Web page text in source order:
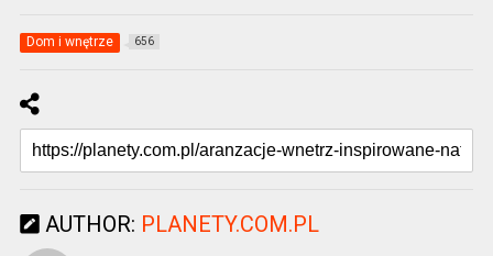
Dom i wnętrze 656
AUTHOR: PLANETY.COM.PL